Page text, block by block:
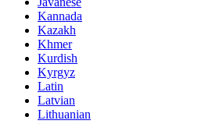
Kannada
Kazakh
Khmer
Kurdish
Kyrgyz
Latin
Latvian
Lithuanian